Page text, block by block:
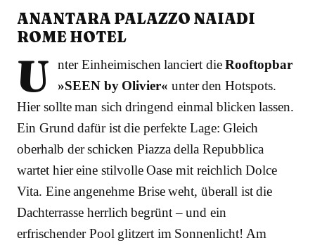
ANANTARA PALAZZO NAIADI
ROME HOTEL
U nter Einheimischen lanciert dieRooftopbar
»SEEN by Olivier« unter den Hotspots.
Hier sollte man sich dringend einmal blicken lassen.
Ein Grund dafür ist die perfekte Lage: Gleich
oberhalb der schicken Piazza della Repubblica
wartet hier eine stilvolle Oase mit reichlich Dolce
Vita. Eine angenehme Brise weht, überall ist die
Dachterrasse herrlich begrünt – und ein
erfrischender Pool glitzert im Sonnenlicht! Am